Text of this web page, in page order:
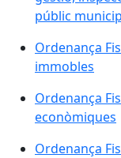
públic
Ordenança
immobles
Ordenança
econòmiques
Ordenança